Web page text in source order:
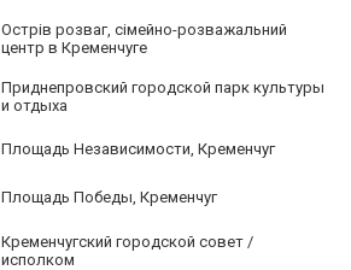
Острів розваг, сімейно-розважальний
центр в Кременчуге
Приднепровский городской парк культуры
и отдыха
Площадь Независимости, Кременчуг
Площадь Победы, Кременчуг
Кременчугский городской совет /
исполком